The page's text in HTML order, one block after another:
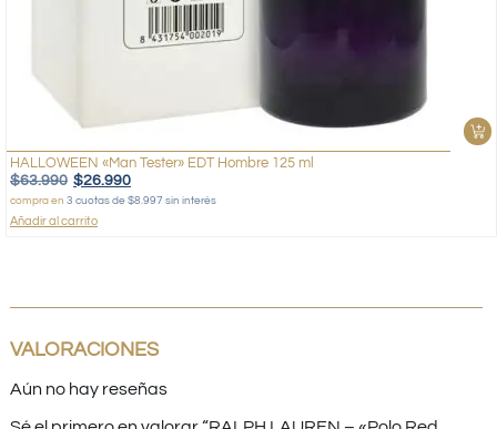
HALLOWEEN «Man Tester» EDT Hombre 125 ml
$63.990 $26.990
compra en 3 cuotas de $8.997 sin interés
Añadir al carrito
VALORACIONES
Aún no hay reseñas